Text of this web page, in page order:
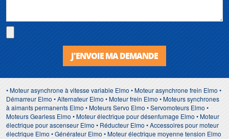
J'ENVOIE MA DEMANDE
• Moteur asynchrone à vitesse variable Elmo • Moteur asynchrone frein Elmo •
Démarreur Elmo • Alternateur Elmo • Moteur frein Elmo • Moteurs synchrones
à aimants permanents Elmo • Moteurs Servo Elmo • Servomoteurs Elmo •
Moteurs Gearless Elmo • Moteur électrique pour désenfumage Elmo • Moteur
électrique pour ascenseur Elmo • Réducteur Elmo • Accessoires pour moteur
électrique Elmo • Générateur Elmo • Moteur électrique moyenne tension Elmo